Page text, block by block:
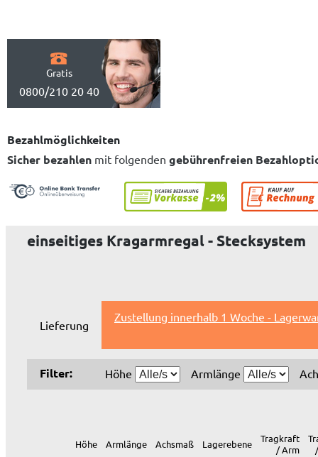
Gratis
0800/210 20 40
Bezahlmöglichkeiten
Sicher bezahlen mit folgenden gebührenfreien
einseitiges Kragarmregal - Stecksystem
Lieferung
Zustellung innerhalb 1 Woche -
Filter: Höhe Armlänge
Höhe Armlänge Achsmaß Lagerebene
Tragkraft
/ Arm